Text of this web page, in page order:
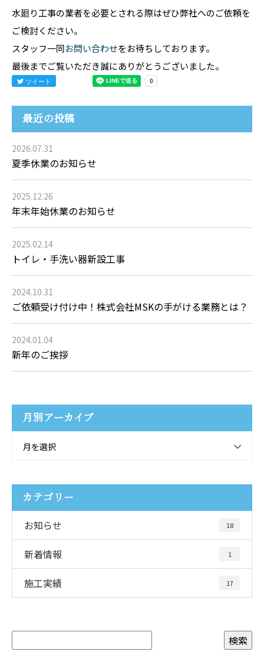
水廻り工事の業者を必要とされる際はぜひ弊社へのご依頼を
ご検討ください。
スタッフ一同お問い合わせをお待ちしております。
最後までご覧いただき誠にありがとうございました。
ツイート
最近の投稿
2026.07.31
夏季休業のお知らせ
2025.12.26
年末年始休業のお知らせ
2025.02.14
トイレ・手洗い器新設工事
2024.10.31
ご依頼受け付け中！株式会社MSKの手がける業務とは？
2024.01.04
新年のご挨拶
月別アーカイブ
月を選択
カテゴリー
お知らせ 18
新着情報 1
施工実績 17